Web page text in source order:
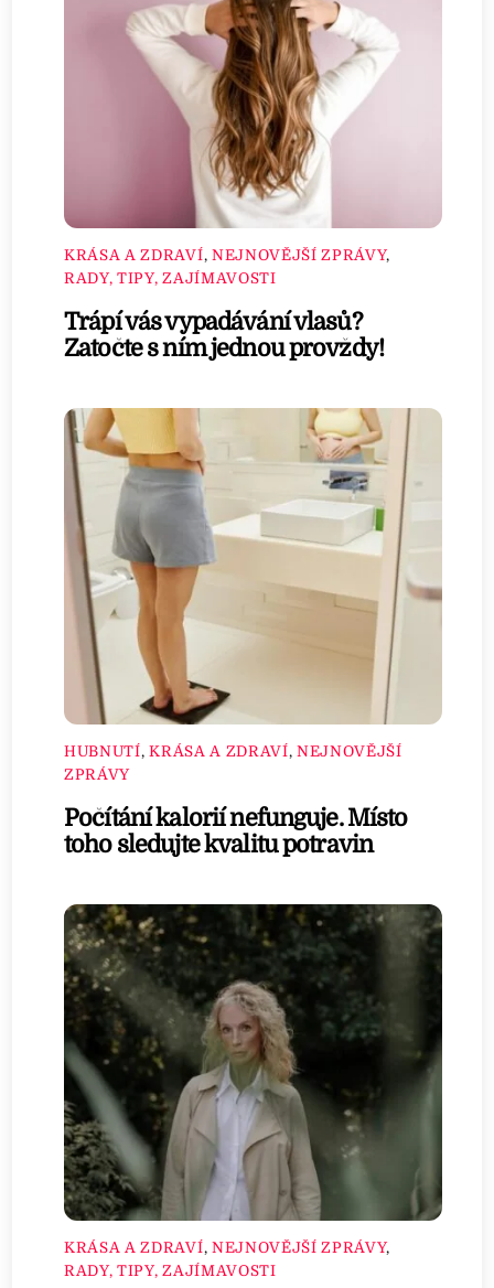
KRÁSA A ZDRAVÍ, NEJNOVĚJŠÍ ZPRÁVY,
RADY, TIPY, ZAJÍMAVOSTI
Trápí vás vypadávání vlasů?
Zatočte s ním jednou provždy!
HUBNUTÍ,KRÁSA A ZDRAVÍ, NEJNOVĚJŠÍ
ZPRÁVY
Počítání kalorií nefunguje. Místo
toho sledujte kvalitu potravin
KRÁSA A ZDRAVÍ, NEJNOVĚJŠÍ ZPRÁVY,
RADY, TIPY, ZAJÍMAVOSTI